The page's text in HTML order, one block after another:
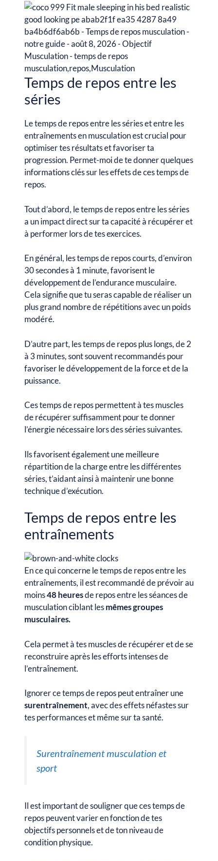
Temps de repos entre les
séries
Le temps de repos entre les séries et entre les
entraînements en musculation est crucial pour
optimiser tes résultats et favoriser ta
progression. Permet-moi de te donner quelques
informations clés sur les effets de ces temps de
repos.
Tout d’abord, le temps de repos entre les séries
a un impact direct sur ta capacité à récupérer et
à performer lors de tes exercices.
En général, les temps de repos courts, d’environ
30 secondes à 1 minute, favorisent le
développement de l’endurance musculaire.
Cela signifie que tu seras capable de réaliser un
plus grand nombre de répétitions avec un poids
modéré.
D’autre part, les temps de repos plus longs, de 2
à 3 minutes, sont souvent recommandés pour
favoriser le développement de la force et de la
puissance.
Ces temps de repos permettent à tes muscles
de récupérer suffisamment pour te donner
l’énergie nécessaire lors des séries suivantes.
Ils favorisent également une meilleure
répartition de la charge entre les différentes
séries, t’aidant ainsi à maintenir une bonne
technique d’exécution.
Temps de repos entre les
entraînements
En ce qui concerne le temps de repos entre les
entraînements, il est recommandé de prévoir au
moins48 heuresde repos entre les séances de
musculation ciblant lesmêmes groupes
musculaires.
Cela permet à tes muscles de récupérer et de se
reconstruire après les efforts intenses de
l’entraînement.
Ignorer ce temps de repos peut entraîner une
surentraînement, avec des effets néfastes sur
tes performances et même sur ta santé.
Surentraînement musculation et
sport
Il est important de souligner que ces temps de
repos peuvent varier en fonction de tes
objectifs personnels et de ton niveau de
condition physique.